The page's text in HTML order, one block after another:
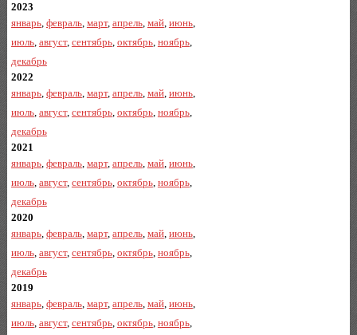
2023
январь, февраль, март, апрель, май, июнь,
июль, август, сентябрь, октябрь, ноябрь,
декабрь
2022
январь, февраль, март, апрель, май, июнь,
июль, август, сентябрь, октябрь, ноябрь,
декабрь
2021
январь, февраль, март, апрель, май, июнь,
июль, август, сентябрь, октябрь, ноябрь,
декабрь
2020
январь, февраль, март, апрель, май, июнь,
июль, август, сентябрь, октябрь, ноябрь,
декабрь
2019
январь, февраль, март, апрель, май, июнь,
июль, август, сентябрь, октябрь, ноябрь,